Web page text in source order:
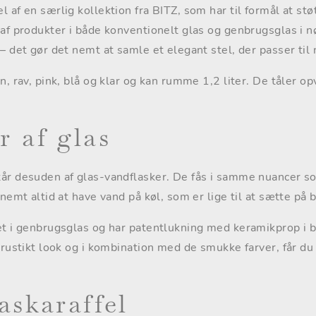
af en særlig kollektion fra BITZ, som har til formål at
produkter i både konventionelt glas og genbrugsglas i
det gør det nemt at samle et elegant stel, der passer
rav, pink, blå og klar og kan rumme 1,2 liter. De tåler
af glas
desuden af glas-vandflasker. De fås i samme nuancer
altid at have vand på køl, som er lige til at sætte på
i genbrugsglas og har patentlukning med keramikprop i
look og i kombination med de smukke farver, får